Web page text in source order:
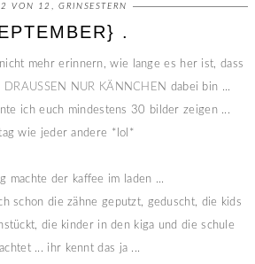
VON 12 ,GRINSESTERN
.
mehr erinnern, wie lange es her ist, dass
DRAUSSEN NUR KÄNNCHEN dabei bin ...
ich euch mindestens 30 bilder zeigen ...
wie jeder andere *lol*
machte der kaffee im laden ...
schon die zähne geputzt, geduscht, die kids
die kinder in den kiga und die schule
... ihr kennt das ja ...